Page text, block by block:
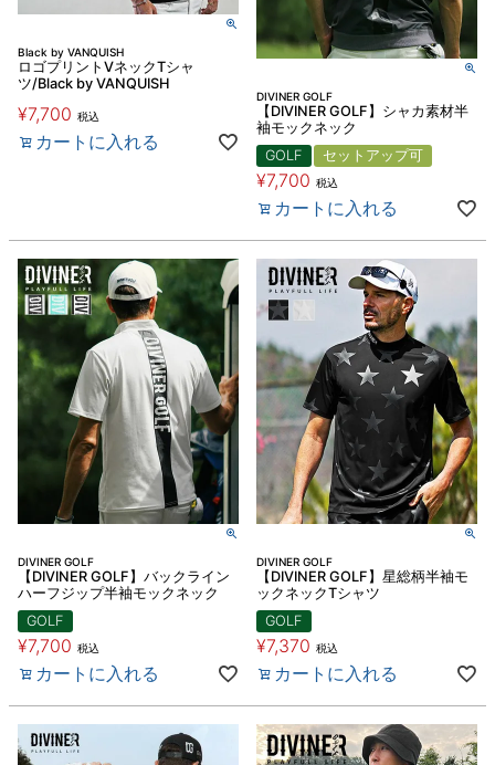
Black by VANQUISH
ロゴプリントVネックTシャ
ツ/Black by VANQUISH
¥7,700 税込
カートに入れる
DIVINER GOLF
【DIVINER GOLF】シャカ素材半
袖モックネック
GOLF
セットアップ可
¥7,700 税込
カートに入れる
DIVINER GOLF
【DIVINER GOLF】バックライン
ハーフジップ半袖モックネック
GOLF
¥7,700 税込
カートに入れる
DIVINER GOLF
【DIVINER GOLF】星総柄半袖モ
ックネックTシャツ
GOLF
¥7,370 税込
カートに入れる